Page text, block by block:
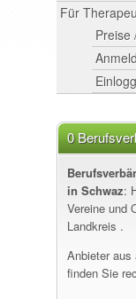
Für
Preise
0
in Schwaz:
Vereine und
Landkreis .
Anbieter aus
finden Sie